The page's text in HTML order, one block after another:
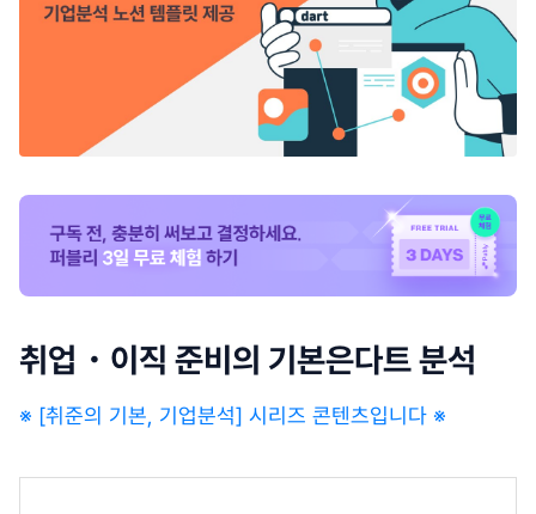
취업・이직 준비의 기본은다트 분석
※ [취준의 기본, 기업분석] 시리즈 콘텐츠입니다 ※